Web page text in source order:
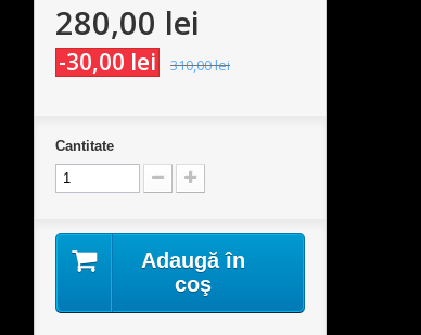
280,00 lei
-30,00 lei 310,00 lei
Cantitate
Adaugă în
coş